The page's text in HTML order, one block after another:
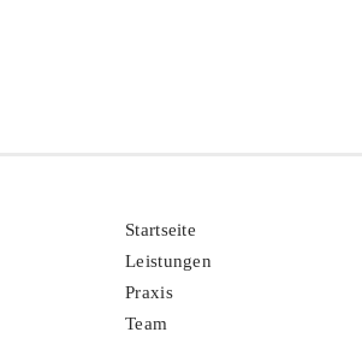
Startseite
Leistungen
Praxis
Team